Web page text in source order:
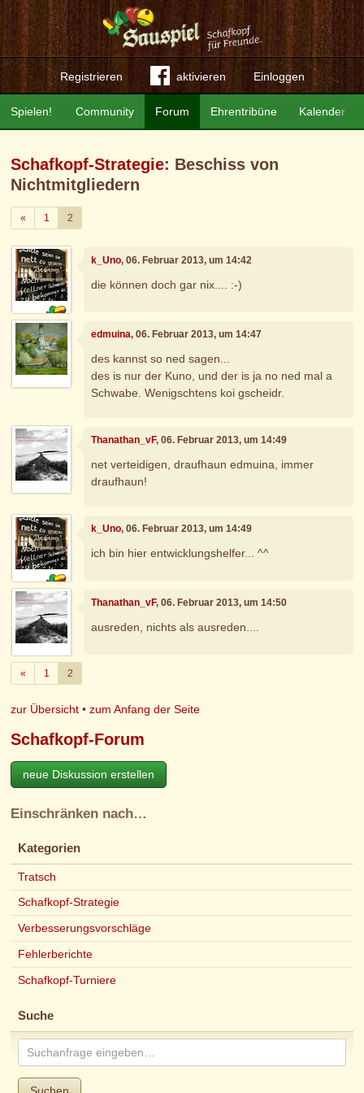
Registrieren aktivieren Einloggen
Community Forum Ehrentribüne Kalender
Spielen!
Schafkopf-Strategie: Beschiss von
Nichtmitgliedern
«Zurück
1 2
k_Uno, 06. Februar 2013, um 14:42
die können doch gar nix.... :-)
edmuina, 06. Februar 2013, um 14:47
des kannst so ned sagen...
des is nur der Kuno, und der is ja no ned mal a
Schwabe. Wenigschtens koi gscheidr.
Thanathan_vF, 06. Februar 2013, um 14:49
net verteidigen, draufhaun edmuina, immer
draufhaun!
k_Uno, 06. Februar 2013, um 14:49
ich bin hier entwicklungshelfer... ^^
Thanathan_vF, 06. Februar 2013, um 14:50
ausreden, nichts als ausreden....
«Zurück
1 2
zur Übersicht •zum Anfang der Seite
Schafkopf-Forum
neue Diskussion erstellen
Einschränken nach…
Kategorien
Tratsch
Schafkopf-Strategie
Verbesserungsvorschläge
Fehlerberichte
Schafkopf-Turniere
Suche